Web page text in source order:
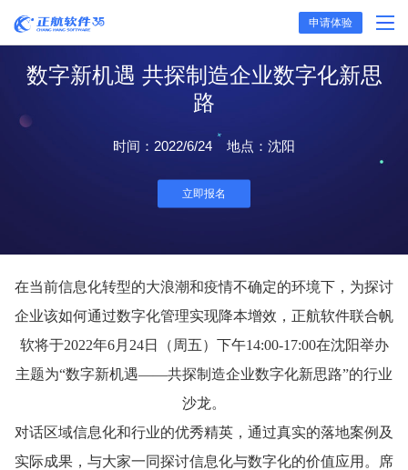
申请体验
数字新机遇 共探制造企业数字化新思
路
时间：2022/6/24 地点：沈阳
立即报名
在当前信息化转型的大浪潮和疫情不确定的环境下，为探讨
企业该如何通过数字化管理实现降本增效，正航软件联合帆
软将于2022年6月24日（周五）下午14:00-17:00在沈阳举办
主题为“数字新机遇——共探制造企业数字化新思路”的行业
沙龙。
对话区域信息化和行业的优秀精英，通过真实的落地案例及
实际成果，与大家一同探讨信息化与数字化的价值应用。席